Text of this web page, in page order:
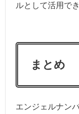
ルとして活用でき
まとめ
エンジェルナン